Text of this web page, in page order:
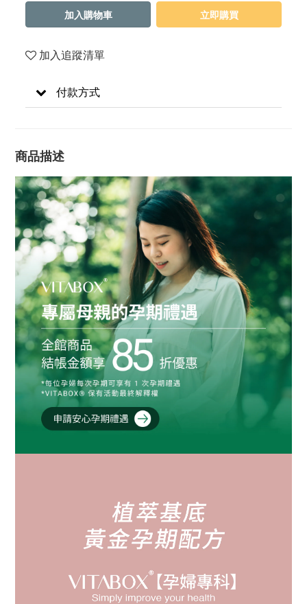
加入購物車 立即購買
加入追蹤清單
付款方式
商品描述